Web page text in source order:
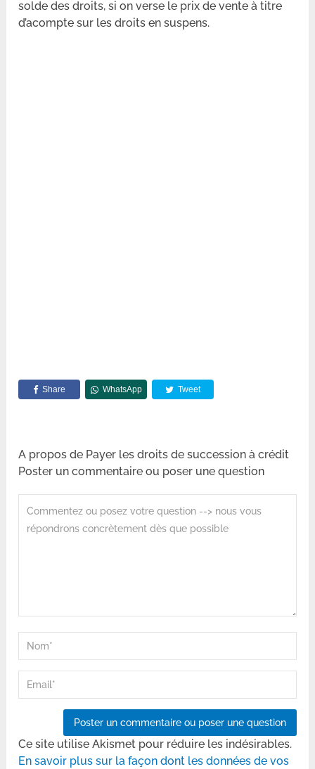
solde des droits, si on verse le prix de vente à titre
d’acompte sur les droits en suspens.
Share WhatsApp Tweet
A propos de Payer les droits de succession à crédit
Poster un commentaire ou poser une question
Ce site utilise Akismet pour réduire les indésirables.
En savoir plus sur la façon dont les données de vos